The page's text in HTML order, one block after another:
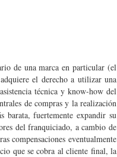
de una marca en particular (el
el derecho a utilizar una
técnica y know-how del
de compras y la realización
barata, fuertemente expandir su
del franquiciado, a cambio de
compensaciones eventualmente
que se cobra al cliente final, la